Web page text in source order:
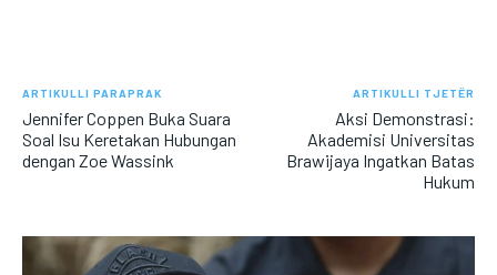
ARTIKULLI PARAPRAK
Jennifer Coppen Buka Suara
Soal Isu Keretakan Hubungan
dengan Zoe Wassink
ARTIKULLI TJETËR
Aksi Demonstrasi:
Akademisi Universitas
Brawijaya Ingatkan Batas
Hukum